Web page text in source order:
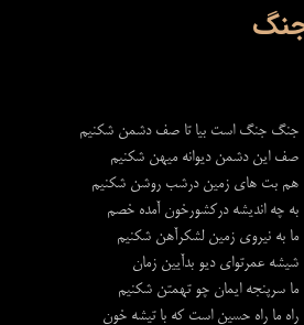
جنگ جنگ است بیا تا صف دشمن شکنیم
صف این دشمن دیوانه میهن شکنیم
هم بت های زمین درشب روشن شکنیم
به چه اندیشه درکشورخون آمده خصم
ما به نیروی زمین لشکرآهن شکنیم
شیشه عمرتواي دیو بدآیین زمان
ما سرپنجه ایمان چو تهمتن شکنیم
راه ما راه حسین است که با تیشه خون